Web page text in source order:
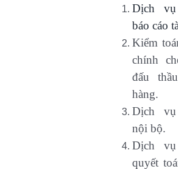
Dịch
báo cáo
Kiểm
chính
đấu
hàng.
Dịch
nội bộ.
Dịch
quyết